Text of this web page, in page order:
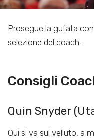
Prosegue la gufata
selezione del coach.
Consigli
Quin Snyder
Qui si va sul velluto, a